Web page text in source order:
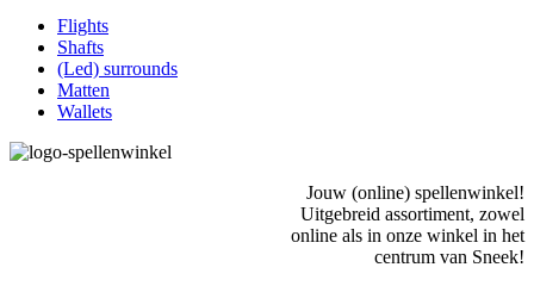
Flights
Shafts
(Led) surrounds
Matten
Wallets
Jouw (online) spellenwinkel!
Uitgebreid assortiment, zowel
online als in onze winkel in het
centrum van Sneek!